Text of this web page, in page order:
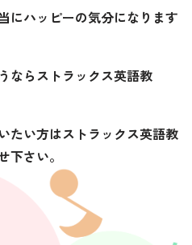
にハッピーの気分になります
ならストラックス英語教
たい方はストラックス英語教
下さい。